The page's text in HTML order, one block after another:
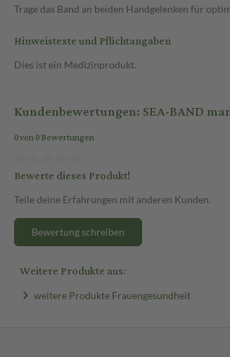
Trage das Band an beiden Handgelenken für
Hinweistexte und Pflichtangaben
Dies ist ein Medizinprodukt.
Kundenbewertungen: SEA-BAND
0 von 0 Bewertungen
Bewerte dieses Produkt!
Teile deine Erfahrungen mit anderen Kunden.
Bewertung schreiben
Weitere Produkte aus:
weitere Produkte Frauengesundheit